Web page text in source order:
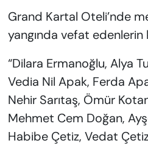
Grand Kartal Oteli’nde
yangında vefat edenlerin
“Dilara Ermanoğlu, Alya
Vedia Nil Apak, Ferda
Nehir Sarıtaş, Ömür
Mehmet Cem Doğan,
Habibe Çetı̇z, Vedat